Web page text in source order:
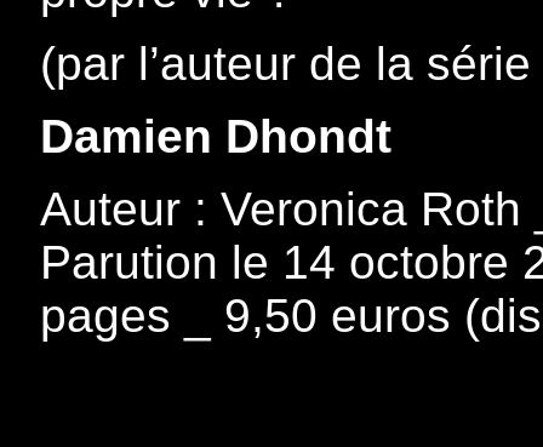
(par l’auteur de la
Damien Dhondt
Auteur : Veronica
Parution le 14 octobre
pages _ 9,50 euros